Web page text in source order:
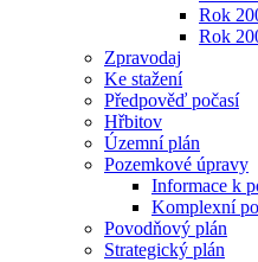
Rok
Rok
Zpravodaj
Ke stažení
Předpověď počasí
Hřbitov
Územní plán
Pozemkové úpravy
Informace k
Komplexní
Povodňový plán
Strategický plán